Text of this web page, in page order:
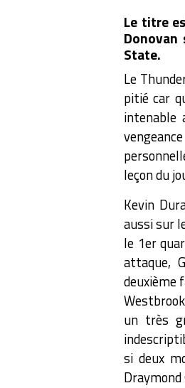
Le titre
State.
Le
pitié car
leçon du
Kevin
aussi sur
le 1er
attaque,
deuxième
un très
si deux
Draymond